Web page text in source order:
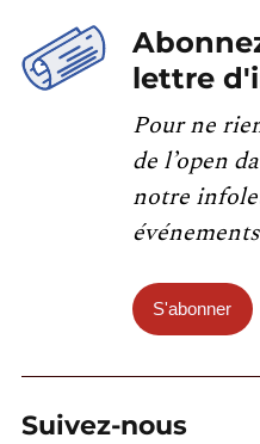
lettre
Pour ne
de l’open
notre
S'abonner
Suivez-nous